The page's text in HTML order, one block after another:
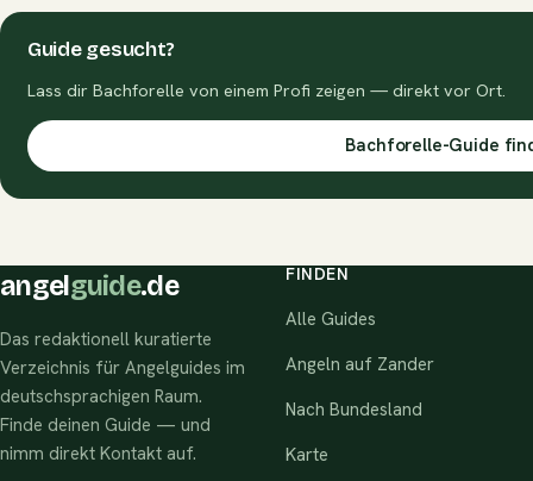
Guide gesucht?
Lass dir Bachforelle von einem Profi zeigen — direkt vor Ort.
Bachforelle-Guide
angelguide.de
Das redaktionell kuratierte
Verzeichnis für Angelguides im
deutschsprachigen Raum.
Finde deinen Guide — und
nimm direkt Kontakt auf.
FINDEN
Alle Guides
Angeln auf Zander
Nach Bundesland
Karte